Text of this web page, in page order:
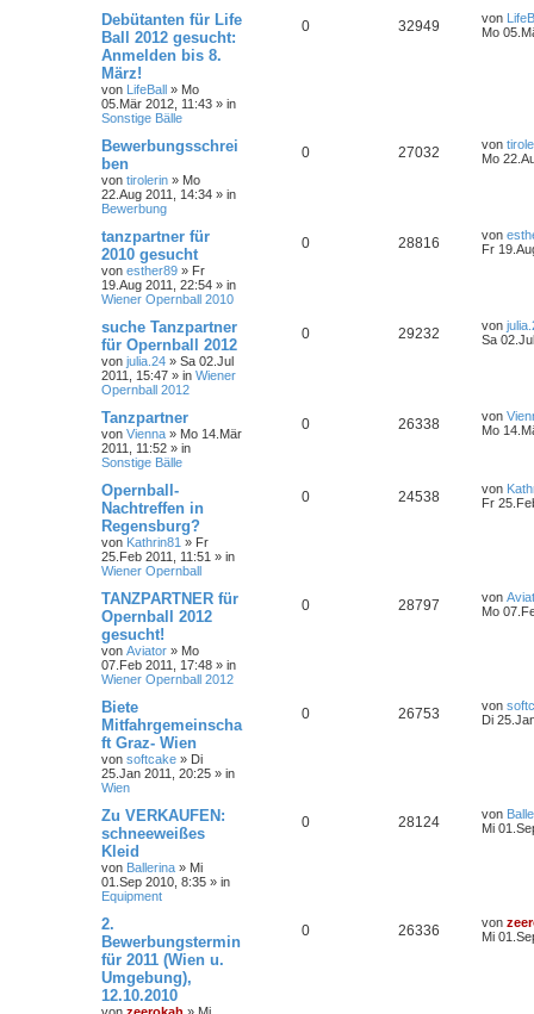
Debütanten für Life
Ball 2012 gesucht:
Anmelden bis 8.
März!
von LifeBall » Mo
05.Mär 2012, 11:43 » in
Sonstige Bälle
0 32949 von
Mo
Bewerbungsschrei
ben
von tirolerin » Mo
22.Aug 2011, 14:34 » in
Bewerbung
0 27032 von
Mo
tanzpartner für
2010 gesucht
von esther89 » Fr
19.Aug 2011, 22:54 » in
Wiener Opernball 2010
0 28816 von
Fr
suche Tanzpartner
für Opernball 2012
von julia.24 » Sa 02.Jul
2011, 15:47 » in Wiener
Opernball 2012
0 29232 von
Sa
Tanzpartner
von Vienna » Mo 14.Mär
2011, 11:52 » in
Sonstige Bälle
0 26338 von
Mo
Opernball-
Nachtreffen in
Regensburg?
von Kathrin81 » Fr
25.Feb 2011, 11:51 » in
Wiener Opernball
0 24538 von
Fr
TANZPARTNER für
Opernball 2012
gesucht!
von Aviator » Mo
07.Feb 2011, 17:48 » in
Wiener Opernball 2012
0 28797 von
Mo
Biete
Mitfahrgemeinscha
ft Graz- Wien
von softcake » Di
25.Jan 2011, 20:25 » in
Wien
0 26753 von
Di
Zu VERKAUFEN:
schneeweißes
Kleid
von Ballerina » Mi
01.Sep 2010, 8:35 » in
Equipment
0 28124 von
Mi
2.
Bewerbungstermin
für 2011 (Wien u.
Umgebung),
12.10.2010
0 26336 von
Mi